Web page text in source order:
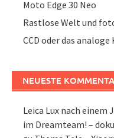
Moto Edge 30 Neo
Rastlose Welt und
CCD oder das
NEUESTE
Leica Lux nach
im Dreamteam! –